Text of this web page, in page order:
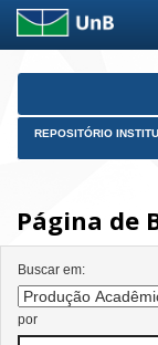
Skip
REPOSITÓRIO
Página de
Buscar em:
por